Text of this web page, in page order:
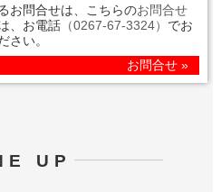
お問合せは、こちらのお問合せ
、お電話（0267-67-3324） でお
さい。
お問合せ »
UP